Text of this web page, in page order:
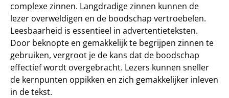
complexe zinnen. Langdradige zinnen kunnen de
lezer overweldigen en de boodschap vertroebelen.
Leesbaarheid is essentieel in advertentieteksten.
Door beknopte en gemakkelijk te begrijpen zinnen te
gebruiken, vergroot je de kans dat de boodschap
effectief wordt overgebracht. Lezers kunnen sneller
de kernpunten oppikken en zich gemakkelijker inleven
in de tekst.